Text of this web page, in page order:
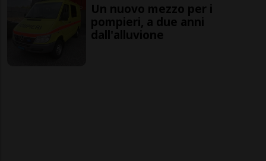
Un nuovo mezzo per i
pompieri, a due anni
dall'alluvione